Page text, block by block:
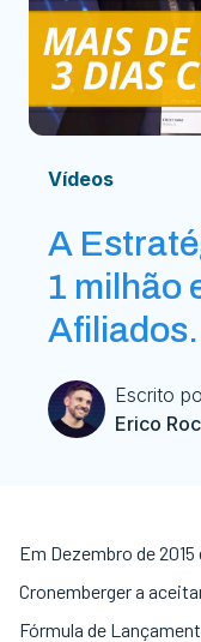
Vídeos
A
1 milhão
Afiliados.
Escrito
Erico
Em Dezembro de
Cronemberger a
Fórmula de